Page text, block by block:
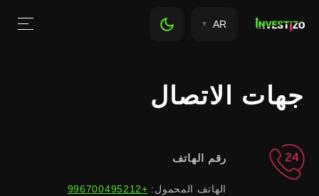
AR
جهات الاتصال
رقم الهاتف
الهاتف المحمول: +996700495212